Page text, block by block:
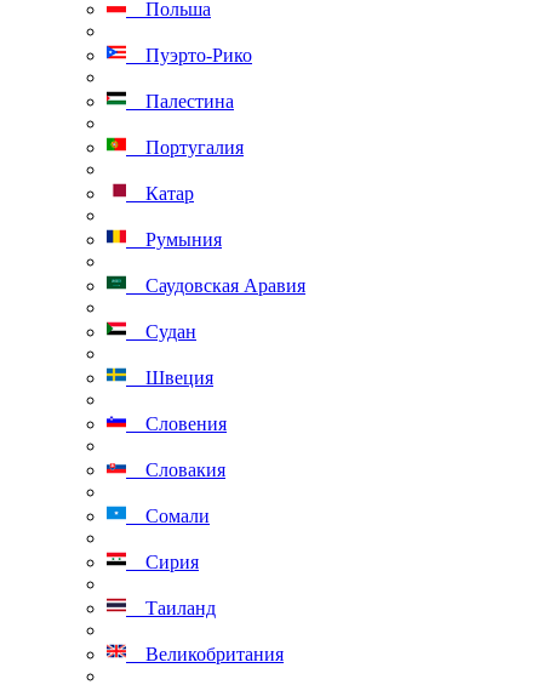
Польша
Пуэрто-Рико
Палестина
Португалия
Катар
Румыния
Саудовская Аравия
Судан
Швеция
Словения
Словакия
Сомали
Сирия
Таиланд
Великобритания